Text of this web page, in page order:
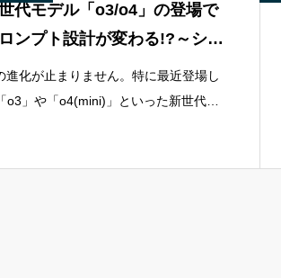
代モデル「o3/o4」の登場で
ンプト設計が変わる!?～シン
が最強！知っておきたい新
～
進化が止まりません。特に最近登場し
o3」や「o4(mini)」といった新世代の